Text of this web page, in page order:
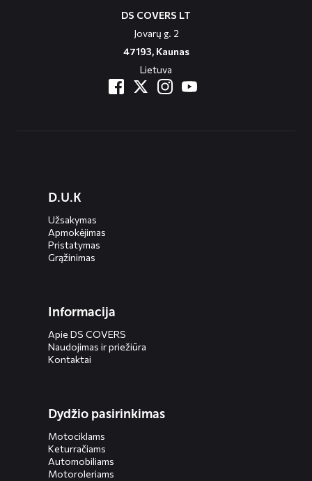
DS COVERS LT
Jovarų g. 2
47193, Kaunas
Lietuva
menusD.U.K
Užsakymas
Apmokėjimas
Pristatymas
Grąžinimas
Informacija
Apie DS COVERS
Naudojimas ir priežiūra
Kontaktai
Dydžio pasirinkimas
Motociklams
Keturračiams
Automobiliams
Motoroleriams